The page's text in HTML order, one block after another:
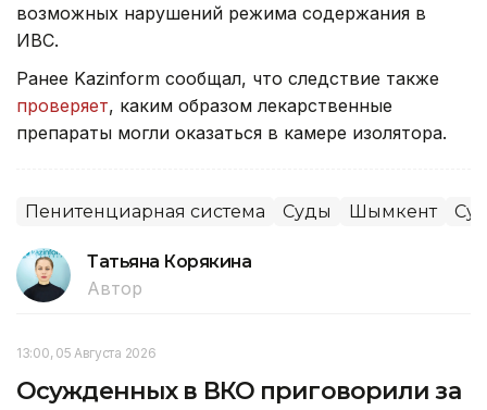
возможных нарушений режима содержания в
ИВС.
Ранее Kazinform сообщал, что следствие также
проверяет, каким образом лекарственные
препараты могли оказаться в камере изолятора.
Пенитенциарная система Суды Шымкент
Татьяна Корякина
Автор
13:00, 05 Августа 2026
Осужденных в ВКО приговорили за